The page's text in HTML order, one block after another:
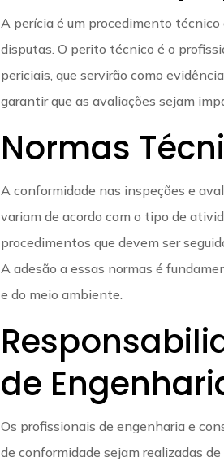
A perícia é um procedimento
disputas. O perito técnico é o
periciais, que servirão como
garantir que as avaliações sejam
Normas
A conformidade nas inspeções e
variam de acordo com o tipo de
procedimentos que devem ser
A adesão a essas normas é
e do meio ambiente.
de
Os profissionais de engenharia e
de conformidade sejam realizadas